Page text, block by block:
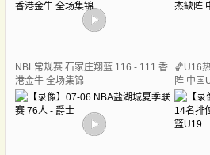
NBL常规赛 石家庄翔蓝 116 - 111 香
港金牛 全场集锦
🏀U16
阵 中国